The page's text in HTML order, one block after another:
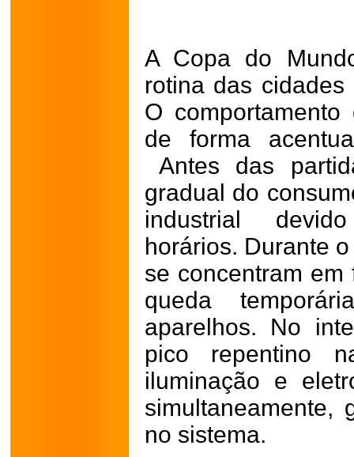
A Copa do
rotina das
O
de forma
Antes das
gradual do
industrial
horários. Durante
se concentram em
queda
aparelhos. No
pico repentino
iluminação e
simultaneamente,
no sistema.